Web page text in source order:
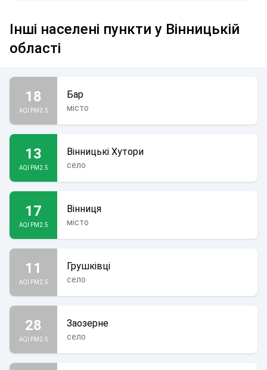
Інші населені пункти у Вінницькій
області
18
AQI PM2.5
Бар
місто
13
AQI PM2.5
Вінницькі Хутори
село
17
AQI PM2.5
Вінниця
місто
11
AQI PM2.5
Грушківці
село
28
AQI PM2.5
Заозерне
село